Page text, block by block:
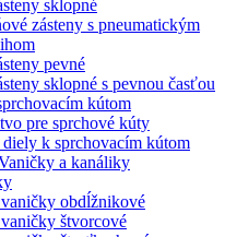
sklopné
zásteny s pneumatickým
pevné
sklopné s pevnou časťou
kútom
pre sprchové kúty
diely k sprchovacím kútom
a kanáliky
obdĺžnikové
štvorcové